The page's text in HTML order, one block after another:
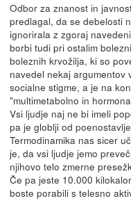
Odbor za znanost in
predlagal, da se debelosti
ignorirala z zgoraj
borbi tudi pri ostalim
boleznih krvožilja, ki so
navedel nekaj argumentov
socialne stigme, a je na
"multimetabolno in
Vsi ljudje naj ne bi imeli
pa je globlji od
Termodinamika nas sicer
je, da vsi ljudje jemo
njihovo telo zmerne
Če pa jeste 10.000
boste porabili s telesno